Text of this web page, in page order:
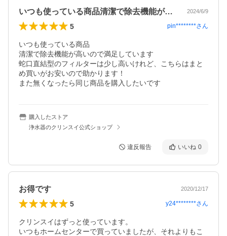
いつも使っている商品清潔で除去機能が高… 2024/6/9
5 pin********さん
いつも使っている商品
清潔で除去機能が高いので満足しています
蛇口直結型のフィルターは少し高いけれど、こちらはまと
め買いがお安いので助かります！
また無くなったら同じ商品を購入したいです
購入したストア
浄水器のクリンスイ公式ショップ
違反報告 いいね 0
お得です 2020/12/17
5 y24********さん
クリンスイはずっと使っています。
いつもホームセンターで買っていましたが、それよりもこ